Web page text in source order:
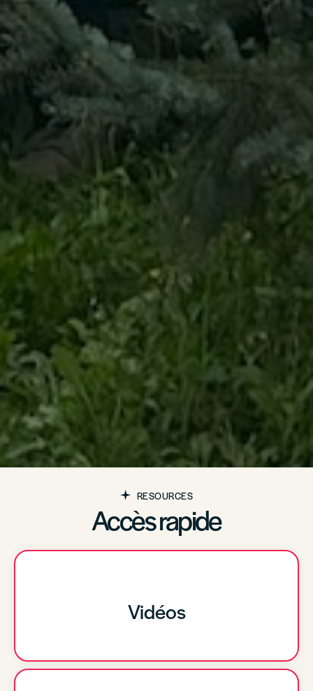
RESOURCES
Accès rapide
Vidéos